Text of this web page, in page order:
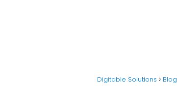
Digitable Solutions Blog